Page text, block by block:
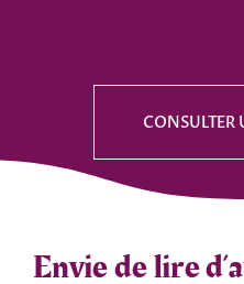
CONSULTER
Envie de lire